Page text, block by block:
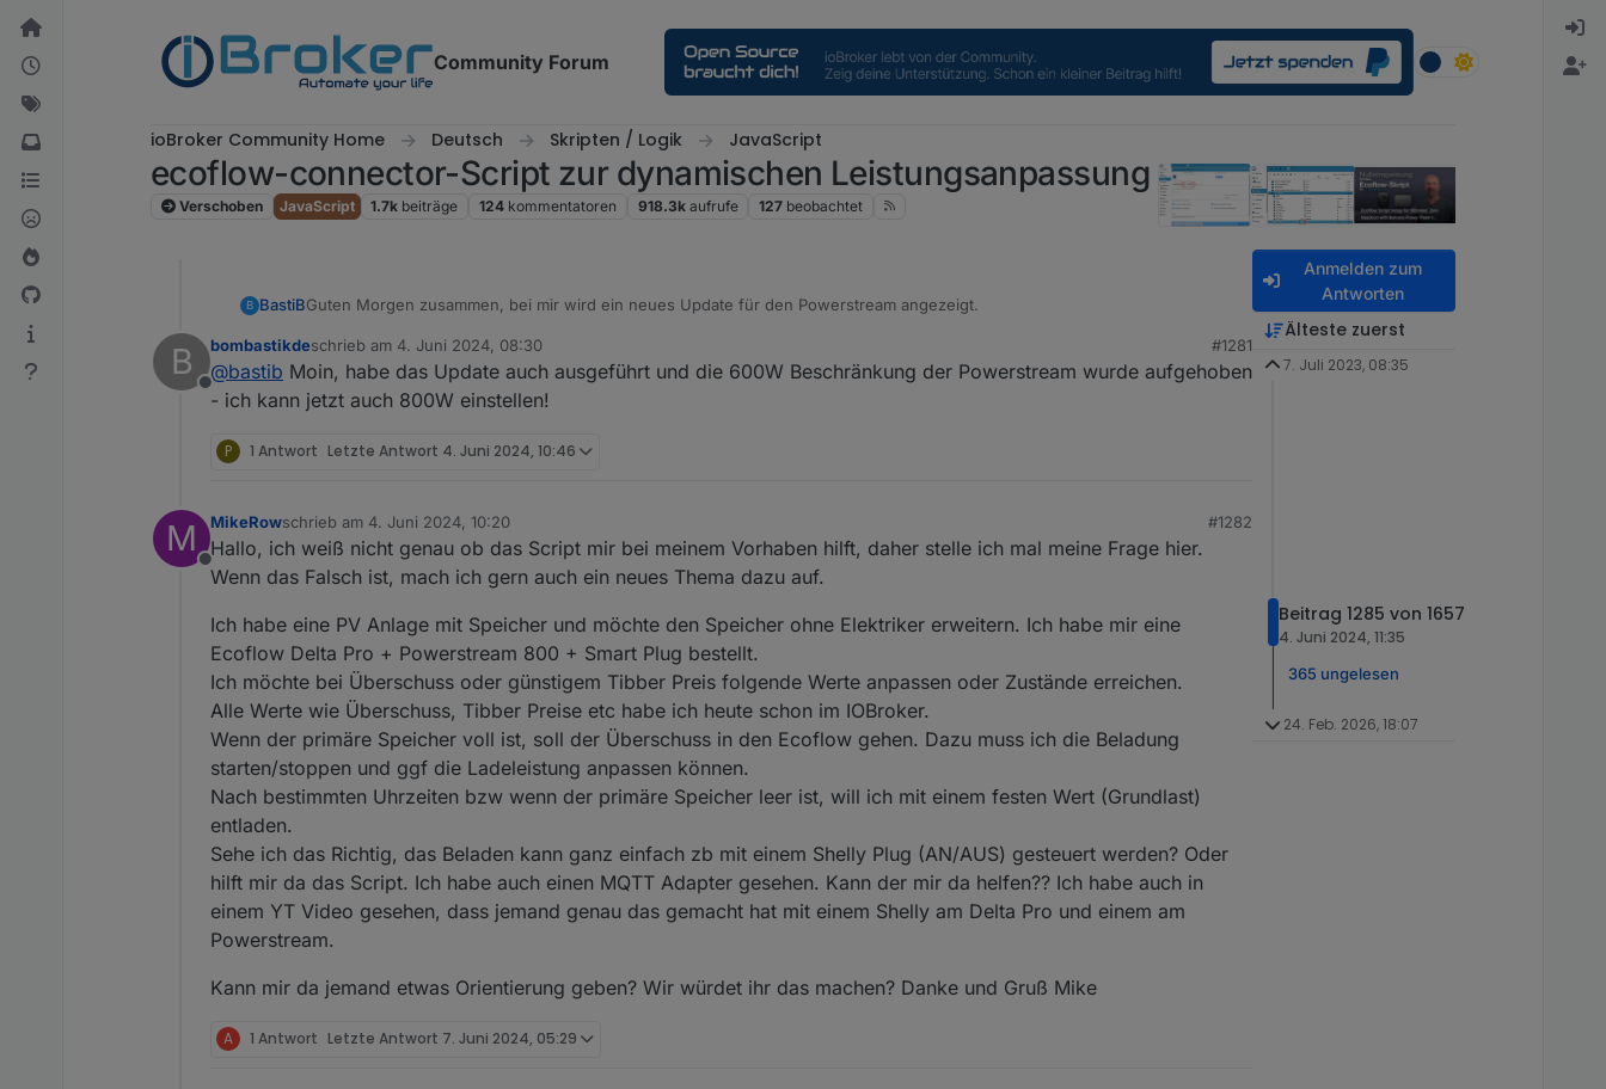
Weiter zum Inhalt
Community Forum
ioBroker Community Home Deutsch Skripten / Logik JavaScript
ecoflow-connector-Script zur dynamischen Leistungsanpassung
Verschoben JavaScript 1.7k beiträge 124 kommentatoren 918.3k aufrufe 127 beobachtet
B BastiBGuten Morgen zusammen, bei mir wird ein neues Update für den Powerstream angezeigt.
Hat schon jemand ausprobiert, ob das Update mit dem Script kompatibel ist? Oder muss ich mir da keine Gedanken machen?
B
Offline
bombastikdeschrieb am 4. Juni 2024, 08:30
zuletzt editiert von
#1281
@bastib Moin, habe das Update auch ausgeführt und die 600W Beschränkung der Powerstream wurde aufgehoben
- ich kann jetzt auch 800W einstellen!
P 1 Antwort Letzte Antwort 4. Juni 2024, 10:46
M
Offline
MikeRowschrieb am 4. Juni 2024, 10:20
zuletzt editiert von
#1282
Hallo, ich weiß nicht genau ob das Script mir bei meinem Vorhaben hilft, daher stelle ich mal meine Frage hier.
Wenn das Falsch ist, mach ich gern auch ein neues Thema dazu auf.
Ich habe eine PV Anlage mit Speicher und möchte den Speicher ohne Elektriker erweitern. Ich habe mir eine
Ecoflow Delta Pro + Powerstream 800 + Smart Plug bestellt.
Ich möchte bei Überschuss oder günstigem Tibber Preis folgende Werte anpassen oder Zustände erreichen.
Alle Werte wie Überschuss, Tibber Preise etc habe ich heute schon im IOBroker.
Wenn der primäre Speicher voll ist, soll der Überschuss in den Ecoflow gehen. Dazu muss ich die Beladung
starten/stoppen und ggf die Ladeleistung anpassen können.
Nach bestimmten Uhrzeiten bzw wenn der primäre Speicher leer ist, will ich mit einem festen Wert (Grundlast)
entladen.
Sehe ich das Richtig, das Beladen kann ganz einfach zb mit einem Shelly Plug (AN/AUS) gesteuert werden? Oder
hilft mir da das Script. Ich habe auch einen MQTT Adapter gesehen. Kann der mir da helfen?? Ich habe auch in
einem YT Video gesehen, dass jemand genau das gemacht hat mit einem Shelly am Delta Pro und einem am
Powerstream.
Kann mir da jemand etwas Orientierung geben? Wir würdet ihr das machen? Danke und Gruß Mike
A 1 Antwort Letzte Antwort 7. Juni 2024, 05:29
Anmelden zum
Antworten
Älteste zuerst
7. Juli 2023, 08:35
Beitrag 1285 von 1657
4. Juni 2024, 11:35
365 ungelesen
24. Feb. 2026, 18:07